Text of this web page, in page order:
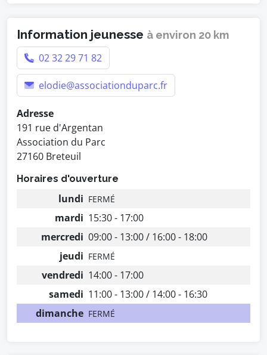
Information jeunesse à environ 20 km
02 32 29 71 82
elodie@associationduparc.fr
Adresse
191 rue d'Argentan
Association du Parc
27160 Breteuil
Horaires d'ouverture
lundi FERMÉ
mardi 15:30 - 17:00
mercredi 09:00 - 13:00 / 16:00 - 18:00
jeudi FERMÉ
vendredi 14:00 - 17:00
samedi 11:00 - 13:00 / 14:00 - 16:30
dimanche FERMÉ